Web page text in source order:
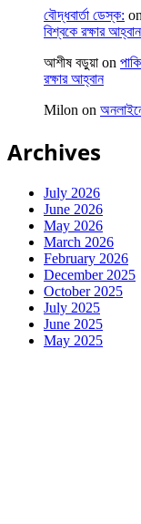
বৌদ্ধবার্তা ডেস্ক: on
বিশ্বকে রক্ষার আহ্বান
আশীষ বড়ুয়া on
রক্ষার আহ্বান
Milon on
Archives
July 2026
June 2026
May 2026
March 2026
February 2026
December 2025
October 2025
July 2025
June 2025
May 2025